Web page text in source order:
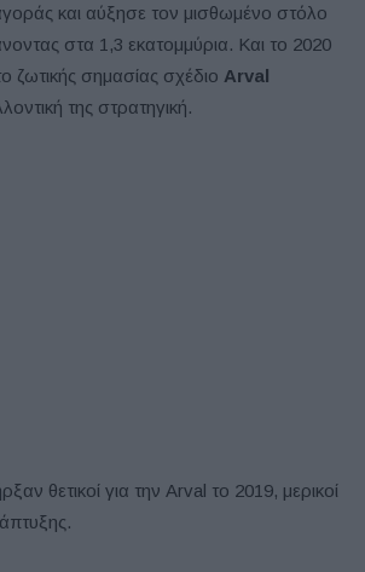
και αύξησε τον μισθωμένο στόλο
στα 1,3 εκατομμύρια. Και το 2020
ζωτικής σημασίας σχέδιο Arval
της στρατηγική.
θετικοί για την Arval το 2019, μερικοί